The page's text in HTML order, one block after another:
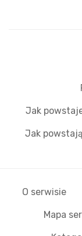
Jak
Jak
O serwisie
Mapa